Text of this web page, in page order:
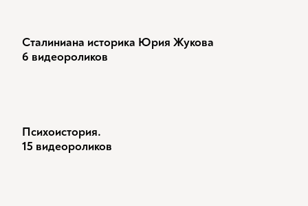
Сталиниана историка Юрия Жукова
6 видеороликов
Психоистория.
15 видеороликов